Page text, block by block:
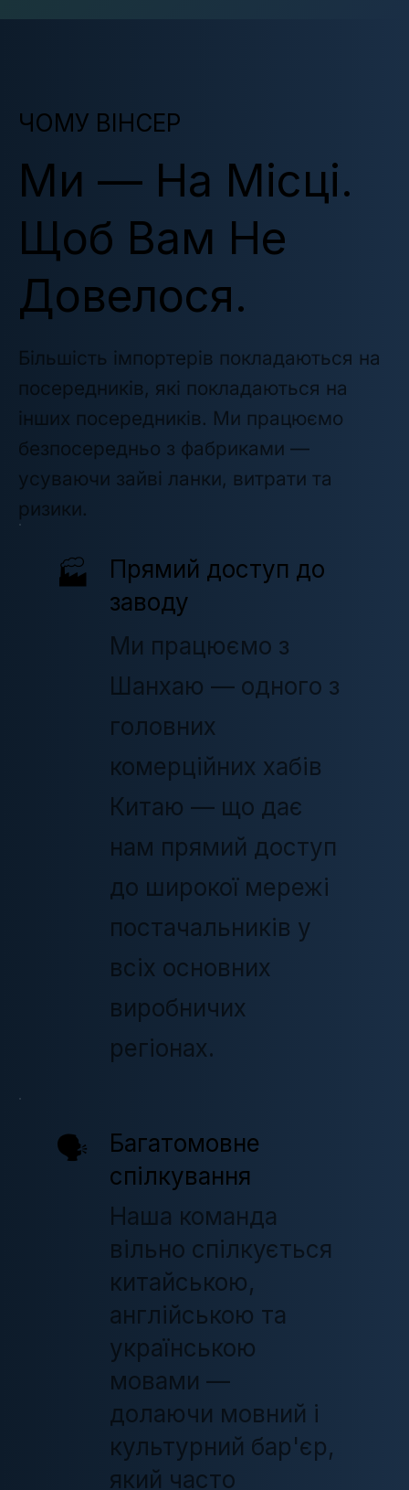
ЧОМУ ВІНСЕР
Ми — На Місці.
Щоб Вам Не
Довелося.
Більшість імпортерів покладаються на
посередників, які покладаються на
інших посередників. Ми працюємо
безпосередньо з фабриками —
усуваючи зайві ланки, витрати та
ризики.
🏭
Прямий доступ до
заводу
Ми працюємо з
Шанхаю — одного з
головних
комерційних хабів
Китаю — що дає
нам прямий доступ
до широкої мережі
постачальників у
всіх основних
виробничих
регіонах.
🗣️
Багатомовне
спілкування
Наша команда
вільно спілкується
китайською,
англійською та
українською
мовами —
долаючи мовний і
культурний бар'єр,
який часто